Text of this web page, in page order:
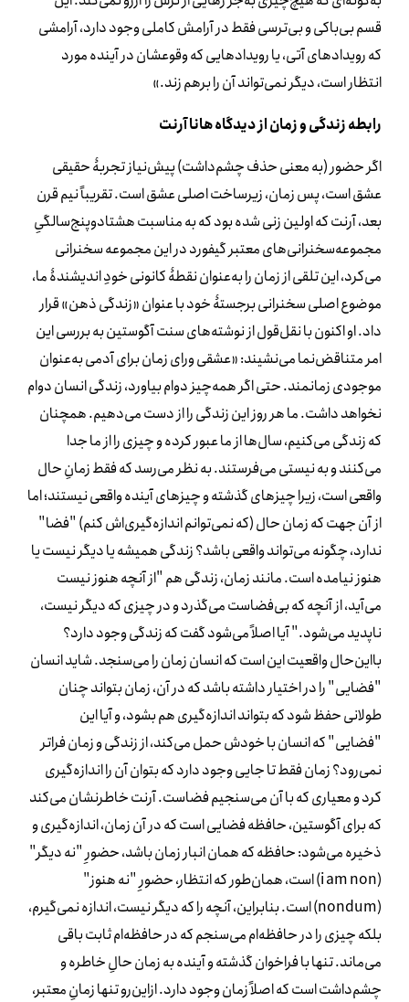
قسم بی‌باکی و بی‌ترسی فقط در آرامش کاملی وجود دارد، آرامشی
که رویدادهای آتی، یا رویدادهایی که وقوعشان در آینده مورد
انتظار است، دیگر نمی‌تواند آن را برهم زند.»
رابطه زندگی و زمان از دیدگاه هانا آرنت
اگر حضور (به معنی حذف چشم‌داشت) پیش‌نیاز تجربۀ حقیقی
عشق است، پس زمان، زیرساخت اصلی عشق است. تقریباً نیم قرن
بعد، آرنت که اولین زنی شده بود که به مناسبت هشتادوپنج‌سالگیِ
مجموعه‌سخنرانی‌های معتبر گیفورد در این مجموعه سخنرانی
می‌کرد، این تلقی از زمان را به‌عنوان نقطۀ کانونی خودِ اندیشندۀ ما،
موضوع اصلی سخنرانی برجستۀ خود با عنوان «زندگی ذهن» قرار
داد. او اکنون با نقل‌قول از نوشته‌های سنت آگوستین به بررسی این
امر متناقض‌نما می‌نشیند: «عشقی ورای زمان برای آدمی به‌عنوان
موجودی زمانمند. حتی اگر همه‌چیز دوام بیاورد، زندگی انسان دوام
نخواهد داشت. ما هر روز این زندگی را از دست می‌دهیم. همچنان
که زندگی می‌کنیم، سال‌ها از ما عبور کرده و چیزی را از ما جدا
می‌کنند و به نیستی می‌فرستند. به نظر می‌رسد که فقط زمانِ حال
واقعی است، زیرا چیزهای گذشته و چیزهای آینده واقعی نیستند؛ اما
از آن جهت که زمان حال (که نمی‌توانم اندازه‌گیری‌اش کنم) "فضا"
ندارد، چگونه می‌تواند واقعی باشد؟ زندگی همیشه یا دیگر نیست یا
هنوز نیامده است. مانند زمان، زندگی هم "از آنچه هنوز نیست
می‌آید، از آنچه که بی‌فضاست می‌گذرد و در چیزی که دیگر نیست،
ناپدید می‌شود." آیا اصلاً می‌شود گفت که زندگی وجود دارد؟
بااین‌حال واقعیت این است که انسان زمان را می‌سنجد. شاید انسان
"فضایی" را در اختیار داشته باشد که در آن، زمان بتواند چنان
طولانی حفظ شود که بتواند اندازه‌گیری هم بشود، و آیا این
"فضایی" که انسان با خودش حمل می‌کند، از زندگی و زمان فراتر
نمی‌رود؟ زمان فقط تا جایی وجود دارد که بتوان آن را اندازه‌گیری
کرد و معیاری که با آن می‌سنجیم فضاست. آرنت خاطرنشان می‌کند
که برای آگوستین، حافظه فضایی است که در آن زمان، اندازه‌گیری و
ذخیره می‌شود: حافظه که همان انبار زمان باشد، حضورِ "نه دیگر"
(
i am non) است، همان‌طور که انتظار، حضورِ "نه هنوز"
(
nondum) است. بنابراین، آنچه را که دیگر نیست، اندازه نمی‌گیرم،
بلکه چیزی را در حافظه‌ام می‌سنجم که در حافظه‌ام ثابت باقی
می‌ماند. تنها با فراخوان گذشته و آینده به زمان حالِ خاطره و
چشم‌داشت است که اصلاً زمان وجود دارد. ازاین‌رو تنها زمانِ معتبر،